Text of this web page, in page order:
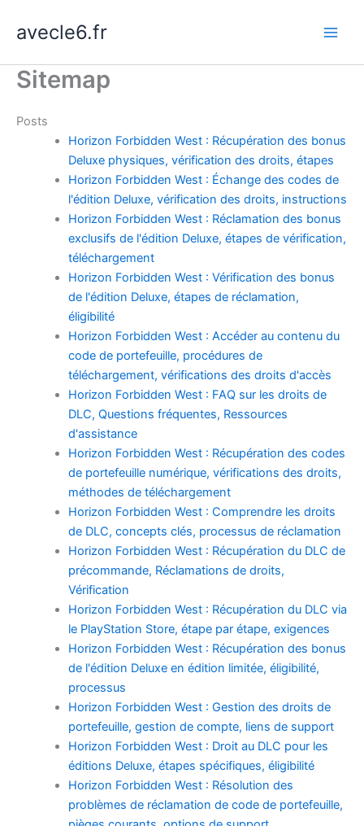
avecle6.fr
Sitemap
Posts
Horizon Forbidden West : Récupération des bonus
Deluxe physiques, vérification des droits, étapes
Horizon Forbidden West : Échange des codes de
l'édition Deluxe, vérification des droits, instructions
Horizon Forbidden West : Réclamation des bonus
exclusifs de l'édition Deluxe, étapes de vérification,
téléchargement
Horizon Forbidden West : Vérification des bonus
de l'édition Deluxe, étapes de réclamation,
éligibilité
Horizon Forbidden West : Accéder au contenu du
code de portefeuille, procédures de
téléchargement, vérifications des droits d'accès
Horizon Forbidden West : FAQ sur les droits de
DLC, Questions fréquentes, Ressources
d'assistance
Horizon Forbidden West : Récupération des codes
de portefeuille numérique, vérifications des droits,
méthodes de téléchargement
Horizon Forbidden West : Comprendre les droits
de DLC, concepts clés, processus de réclamation
Horizon Forbidden West : Récupération du DLC de
précommande, Réclamations de droits,
Vérification
Horizon Forbidden West : Récupération du DLC via
le PlayStation Store, étape par étape, exigences
Horizon Forbidden West : Récupération des bonus
de l'édition Deluxe en édition limitée, éligibilité,
processus
Horizon Forbidden West : Gestion des droits de
portefeuille, gestion de compte, liens de support
Horizon Forbidden West : Droit au DLC pour les
éditions Deluxe, étapes spécifiques, éligibilité
Horizon Forbidden West : Résolution des
problèmes de réclamation de code de portefeuille,